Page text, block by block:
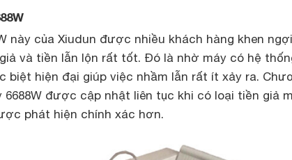
này của Xiudun được nhiều khách hàng khen
và tiền lẫn lộn rất tốt. Đó là nhờ máy có hệ
biệt hiện đại giúp việc nhầm lẫn rất ít xảy ra.
6688W được cập nhật liên tục khi có loại tiền giả
phát hiện chính xác hơn.